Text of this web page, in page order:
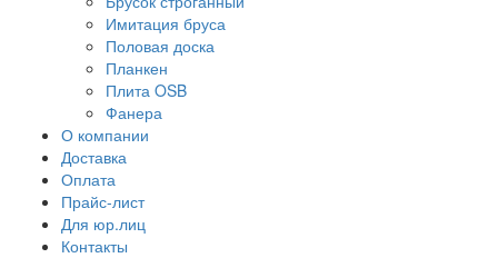
Имитация бруса
Половая доска
Планкен
Плита OSB
Фанера
О компании
Доставка
Оплата
Прайс-лист
Для юр.лиц
Контакты